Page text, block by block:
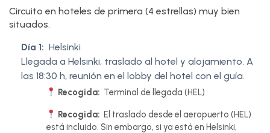
Circuito en hoteles de primera (4 estrellas) muy bien
situados.
Día 1: Helsinki
Llegada a Helsinki, traslado al hotel y alojamiento. A
las 18:30 h, reunión en el lobby del hotel con el guía.
Recogida: Terminal de llegada (HEL)
Recogida: El traslado desde el aeropuerto (HEL)
está incluido. Sin embargo, si ya está en Helsinki,